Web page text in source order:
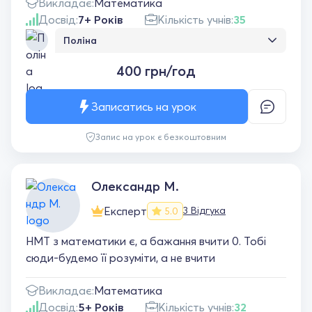
Досвід:7+ Років Кількість учнів:35
Поліна
математики! Після занять із вами я вперше в
цього навчального року я стала набагато
активнішою, що для мене було дуже
неочікувано, а шкільні уроки математики
перестали здаватися тортурами. Тому
400 грн/год
Запис на урок є безкоштовним
Записатись на урок
Олександр М.
Експерт 5.0 3 Відгука
НМТ з математики є, а бажання вчити 0. Тобі
сюди-будемо її розуміти, а не вчити
Викладає:Математика
Досвід:5+ Років Кількість учнів:32